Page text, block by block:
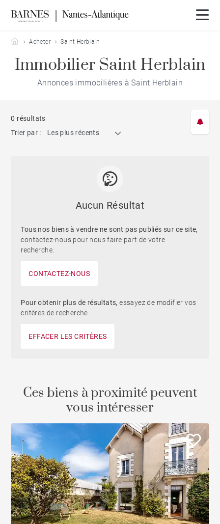
Barnes Nantes-Atlantique
Acheter Saint-Herblain
Immobilier Saint Herblain
Annonces immobilières à Saint Herblain
0 résultats
Trier par :
Les plus récents
Aucun Résultat
Tous nos biens à vendre ne sont pas publiés sur ce site,
contactez-nous pour nous faire part de votre
recherche.
CONTACTEZ-NOUS
Pour obtenir plus de résultats,essayez de modifier vos
critères de recherche.
EFFACER LES CRITÈRES
Ces biens à proximité peuvent
vous intéresser